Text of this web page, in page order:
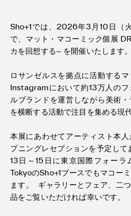
Sho+1では、2026年3月10日（
で、マット・マコーミック個展
カを回想する~ を開催いたします。
ロサンゼルスを拠点に活動するマ
Instagramにおいて約13万人の
ルブランドを運営しながら美術
を横断する活動で注目を集める現
本展にあわせてアーティスト本
プニングレセプションを予定し
13日～15日に東京国際フォー
TokyoのSho+1ブースでもマコー
ます。 ギャラリーとフェア、二
品をご覧いただければ幸いです。